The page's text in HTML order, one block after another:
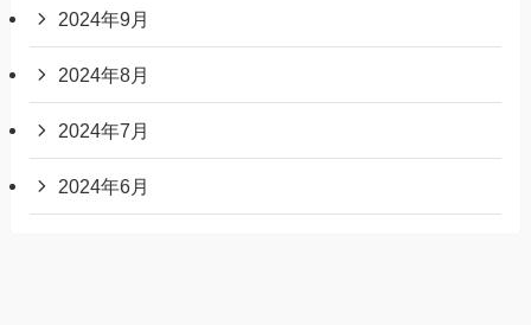
2024年9月
2024年8月
2024年7月
2024年6月